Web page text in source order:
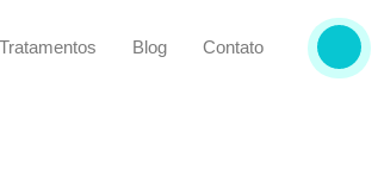
Tratamentos Blog Contato